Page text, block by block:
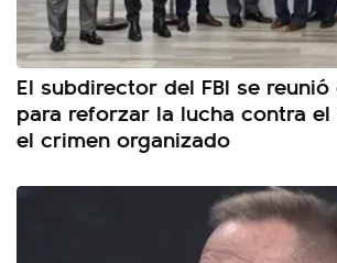
El subdirector del FBI se reunió
para reforzar la lucha contra
el crimen organizado